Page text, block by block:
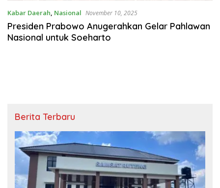
Kabar Daerah, Nasional November 10, 2025
Presiden Prabowo Anugerahkan Gelar Pahlawan
Nasional untuk Soeharto
Berita Terbaru